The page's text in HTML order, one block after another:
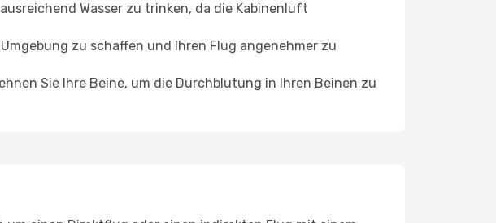
Wasser zu trinken, da die Kabinenluft
zu schaffen und Ihren Flug angenehmer zu
Sie Ihre Beine, um die Durchblutung in Ihren Beinen zu